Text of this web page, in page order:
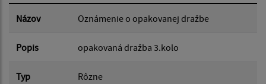
Dátum zverejnenia do:
Názov Oznámenie o opakovanej dražbe
Popis opakovaná dražba 3.kolo
Typ
Rôzne